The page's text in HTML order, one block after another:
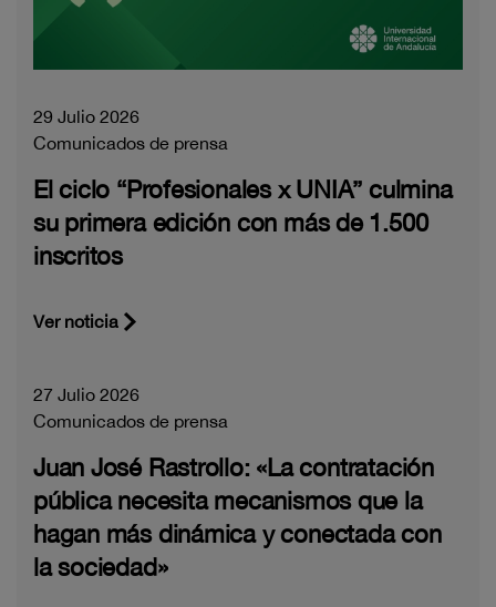
29 Julio 2026
Comunicados de prensa
El ciclo “Profesionales x UNIA” culmina
su primera edición con más de 1.500
inscritos
Ver noticia
27 Julio 2026
Comunicados de prensa
Juan José Rastrollo: «La contratación
pública necesita mecanismos que la
hagan más dinámica y conectada con
la sociedad»